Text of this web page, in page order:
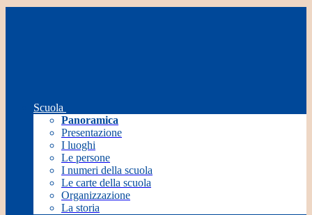
Scuola
Panoramica
Presentazione
I luoghi
Le persone
I numeri della scuola
Le carte della scuola
Organizzazione
La storia